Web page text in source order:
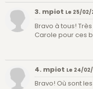
3. mpiot Le 25/02/
Bravo à tous!
Carole pour ces
4. mpiot Le 24/
Bravo! Où sont